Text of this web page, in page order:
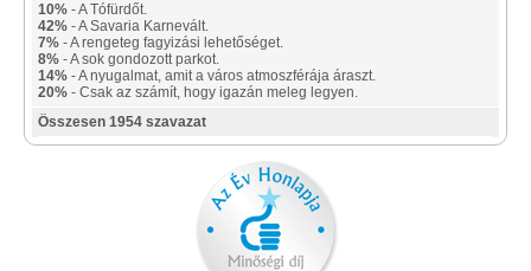
10% - A Tófürdőt.
42% - A Savaria Karnevált.
7% - A rengeteg fagyizási lehetőséget.
8% - A sok gondozott parkot.
14% - A nyugalmat, amit a város atmoszférája áraszt.
20% - Csak az számít, hogy igazán meleg legyen.
Összesen 1954 szavazat